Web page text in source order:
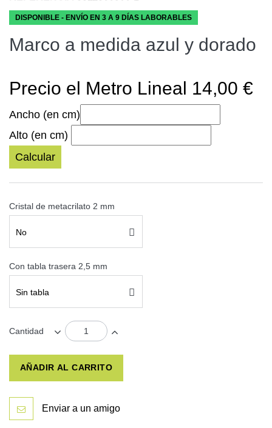
DISPONIBLE - ENVÍO EN 3 A 9 DÍAS LABORABLES
Marco a medida azul y dorado
Precio el Metro Lineal 14,00 €
Ancho (en cm)
Alto (en cm)
Calcular
Cristal de metacrilato 2 mm
No
Con tabla trasera 2,5 mm
Sin tabla
Cantidad
AÑADIR AL CARRITO
Enviar a un amigo